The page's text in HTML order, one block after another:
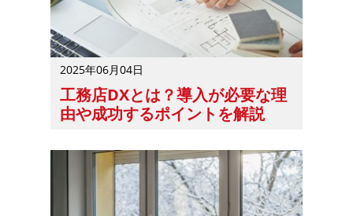
2025年06月04日
工務店DXとは？導入が必要な理
由や成功するポイントを解説